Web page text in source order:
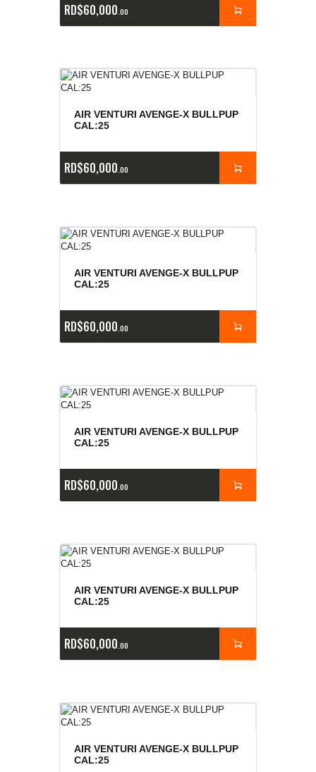
RD$60,000 00
AIR VENTURI AVENGE-X BULLPUP
CAL:25
RD$60,000 00
AIR VENTURI AVENGE-X BULLPUP
CAL:25
RD$60,000 00
AIR VENTURI AVENGE-X BULLPUP
CAL:25
RD$60,000 00
AIR VENTURI AVENGE-X BULLPUP
CAL:25
RD$60,000 00
AIR VENTURI AVENGE-X BULLPUP
CAL:25